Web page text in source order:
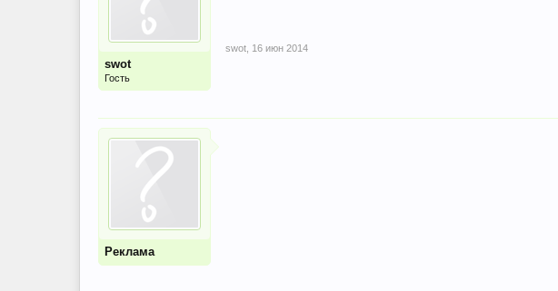
swot
Гость
swot 16 июн 2014
Реклама